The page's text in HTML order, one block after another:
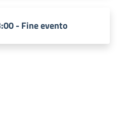
- Fine evento